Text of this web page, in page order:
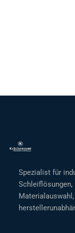
Spezialist für
Schleiflösungen,